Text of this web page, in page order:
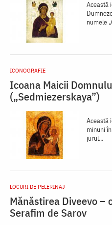
Această
numele
ICONOGRAFIE
Icoana Maicii
(„Sedmiezerskaya”)
Această
minuni
jurul...
LOCURI DE PELERINAJ
Mănăstirea Diveevo –
Serafim de Sarov